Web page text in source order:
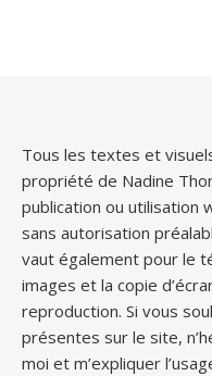
Tous les textes et
propriété de Nadine
publication ou utilisation
sans autorisation
vaut également pour le
images et la copie
reproduction. Si vous
présentes sur le site,
moi et m’expliquer